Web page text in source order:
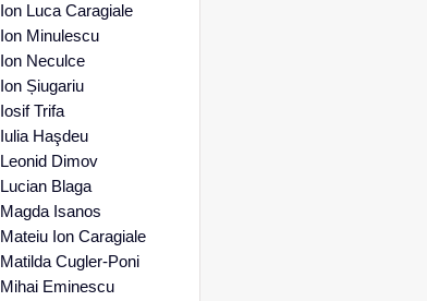
Ion Luca Caragiale
Ion Minulescu
Ion Neculce
Ion Șiugariu
Iosif Trifa
Iulia Haşdeu
Leonid Dimov
Lucian Blaga
Magda Isanos
Mateiu Ion Caragiale
Matilda Cugler-Poni
Mihai Eminescu